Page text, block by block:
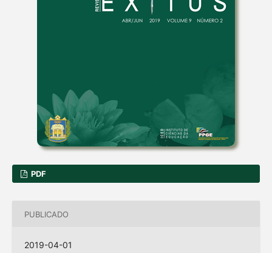
PDF
PUBLICADO
2019-04-01